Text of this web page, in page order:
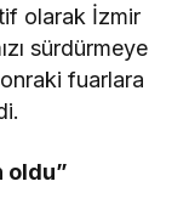
olarak İzmir
sürdürmeye
fuarlara
oldu”